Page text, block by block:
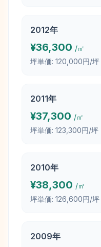
2012年
¥36,300 /㎡
坪単価: 120,000円/坪
2011年
¥37,300 /㎡
坪単価: 123,300円/坪
2010年
¥38,300 /㎡
坪単価: 126,600円/坪
2009年